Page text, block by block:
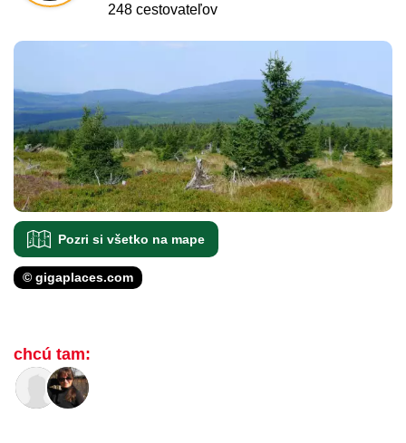
248 cestovateľov
Pozri si všetko na mape
© gigaplaces.com
chcú tam: